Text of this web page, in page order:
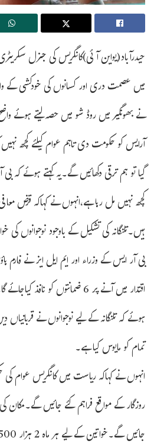
حیدرآباد(یواین آئی)کانگریس کی جنرل سکریٹری
میں عصمت دری اور کسانوں کی خودکشی کے
نے بھونگیر میں روڈ شو میں حصہ لیتے ہوئے
آرایس کو حکومت دی تاہم عوام کیلئے کچھ
گیا تو ہم ترقی دکھائیں گے۔یہ کہتے ہوئے
کچھ نہیں مل رہا ہے،انہوں نے کہاکہ قرض
ہیں۔تلنگانہ کی تشکیل کے باوجود نوجوانوں
بی آر ایس کے وزراء اور ایم ایل ایز نے
اقتدار میں آنے پر 6 ضمانتوں کو
ہوئے کہ تلنگانہ کے لیے نوجوانوں نے
تمام کو مایوس کیا ہے۔
انہوں نے کہاکہ ریاست میں کانگریس عوام